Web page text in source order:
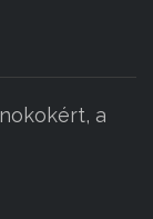
a